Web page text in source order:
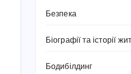
Безпека
Біографії та історії
Бодибілдинг